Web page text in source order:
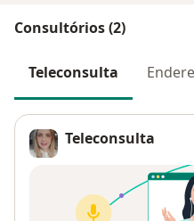
Consultórios (2)
Teleconsulta
Teleconsulta